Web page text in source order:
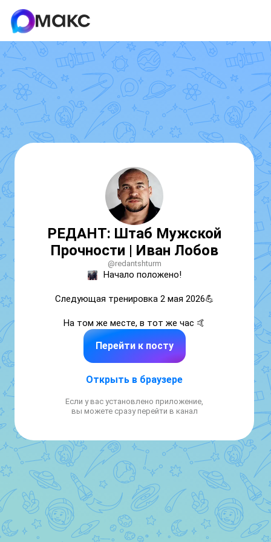
РЕДАНТ: Штаб Мужской
Прочности | Иван Лобов
@redantshturm
Начало положено!
Следующая тренировка 2 мая 2026💪
На том же месте, в тот же час 🤙
Перейти к посту
Открыть в браузере
Если у вас установлено приложение,
вы можете сразу перейти в канал